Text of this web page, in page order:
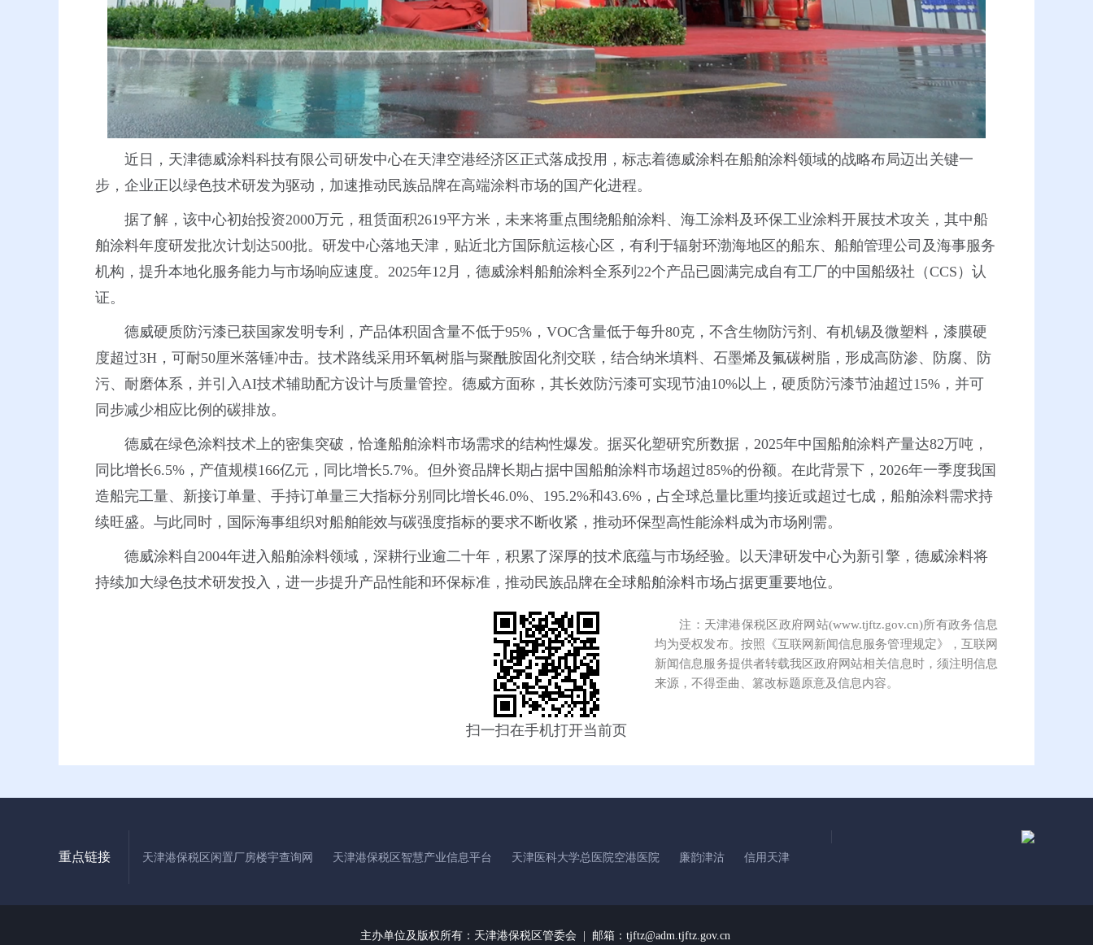
近日，天津德威涂料科技有限公司研发中心在天津空港经济区正式落成投用，标志着德威涂料在船舶涂料领域的战略布局迈出关键一
步，企业正以绿色技术研发为驱动，加速推动民族品牌在高端涂料市场的国产化进程。
据了解，该中心初始投资2000万元，租赁面积2619平方米，未来将重点围绕船舶涂料、海工涂料及环保工业涂料开展技术攻关，其中船
舶涂料年度研发批次计划达500批。研发中心落地天津，贴近北方国际航运核心区，有利于辐射环渤海地区的船东、船舶管理公司及海事服务
机构，提升本地化服务能力与市场响应速度。2025年12月，德威涂料船舶涂料全系列22个产品已圆满完成自有工厂的中国船级社（CCS）认
证。
德威硬质防污漆已获国家发明专利，产品体积固含量不低于95%，VOC含量低于每升80克，不含生物防污剂、有机锡及微塑料，漆膜硬
度超过3H，可耐50厘米落锤冲击。技术路线采用环氧树脂与聚酰胺固化剂交联，结合纳米填料、石墨烯及氟碳树脂，形成高防渗、防腐、防
污、耐磨体系，并引入AI技术辅助配方设计与质量管控。德威方面称，其长效防污漆可实现节油10%以上，硬质防污漆节油超过15%，并可
同步减少相应比例的碳排放。
德威在绿色涂料技术上的密集突破，恰逢船舶涂料市场需求的结构性爆发。据买化塑研究所数据，2025年中国船舶涂料产量达82万吨，
同比增长6.5%，产值规模166亿元，同比增长5.7%。但外资品牌长期占据中国船舶涂料市场超过85%的份额。在此背景下，2026年一季度我国
造船完工量、新接订单量、手持订单量三大指标分别同比增长46.0%、195.2%和43.6%，占全球总量比重均接近或超过七成，船舶涂料需求持
续旺盛。与此同时，国际海事组织对船舶能效与碳强度指标的要求不断收紧，推动环保型高性能涂料成为市场刚需。
德威涂料自2004年进入船舶涂料领域，深耕行业逾二十年，积累了深厚的技术底蕴与市场经验。以天津研发中心为新引擎，德威涂料将
持续加大绿色技术研发投入，进一步提升产品性能和环保标准，推动民族品牌在全球船舶涂料市场占据更重要地位。
扫一扫在手机打开当前页
注：天津港保税区政府网站(www.tjftz.gov.cn)所有政务信息
均为受权发布。按照《互联网新闻信息服务管理规定》，互联网
新闻信息服务提供者转载我区政府网站相关信息时，须注明信息
来源，不得歪曲、篡改标题原意及信息内容。
重点链接 天津港保税区闲置厂房楼宇查询网 天津港保税区智慧产业信息平台 天津医科大学总医院空港医院 廉韵津沽 信用天津
主办单位及版权所有： 天津港保税区管委会 | 邮箱：tjftz@adm.tjftz.gov.cn